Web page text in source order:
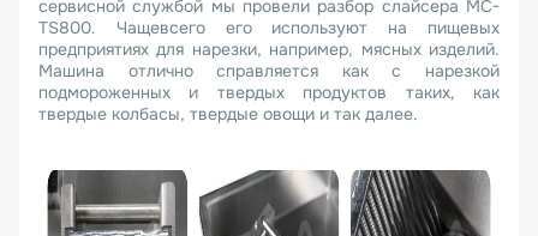
сервисной службой мы провели разбор слайсера MC-
TS800. Чащевсего его используют на пищевых
предприятиях для нарезки, например, мясных изделий.
Машина отлично справляется как с нарезкой
подмороженных и твердых продуктов таких, как
твердые колбасы, твердые овощи и так далее.